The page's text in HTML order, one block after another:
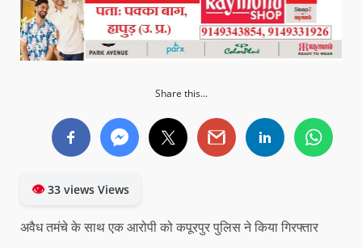
Share this...
👁33 views Views
अवैध तमंचे के साथ एक आरोपी को कपूरपुर पुलिस ने किया गिरफ्तार